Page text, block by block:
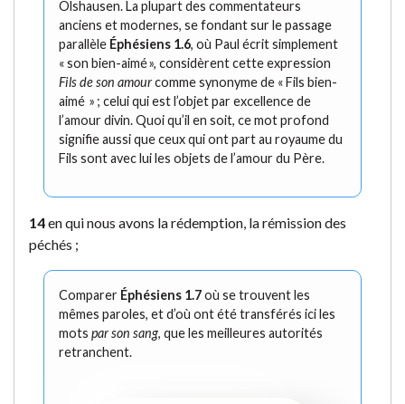
Olshausen. La plupart des commentateurs
anciens et modernes, se fondant sur le passage
parallèle Éphésiens 1.6, où Paul écrit simplement
« son bien-aimé », considèrent cette expression
Fils de son amourcomme synonyme de « Fils bien-
aimé » ; celui qui est l’objet par excellence de
l’amour divin. Quoi qu’il en soit, ce mot profond
signifie aussi que ceux qui ont part au royaume du
Fils sont avec lui les objets de l’amour du Père.
14en qui nous avons la rédemption, la rémission des
péchés ;
Comparer Éphésiens 1.7où se trouvent les
mêmes paroles, et d’où ont été transférés ici les
mots par son sang, que les meilleures autorités
retranchent.